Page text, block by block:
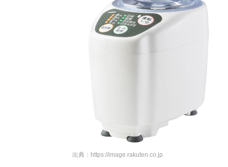
出典： https://image.rakuten.co.jp